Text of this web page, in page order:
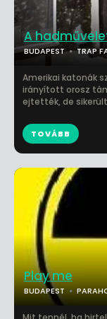
A
BUDAPEST TRAP
Amerikai katonák
irányított orosz
ejtették, de
TOVÁBB
Play me
BUDAPEST